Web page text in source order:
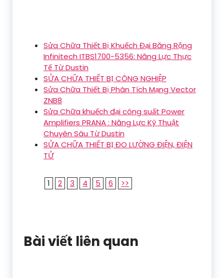
Sửa Chữa Thiết Bị Khuếch Đại Băng Rộng
Infinitech ITBS1700-5356: Năng Lực Thực
Tế Từ Dustin
SỬA CHỮA THIẾT BỊ CÔNG NGHIỆP
Sửa Chữa Thiết Bị Phân Tích Mạng Vector
ZNB8
Sửa Chữa khuếch đại công suất Power
Amplifiers PRANA : Năng Lực Kỹ Thuật
Chuyên Sâu Từ Dustin
SỬA CHỮA THIẾT BỊ ĐO LƯỜNG ĐIỆN, ĐIỆN
TỬ
1 2 3 4 5 6 >>
Bài viết liên quan